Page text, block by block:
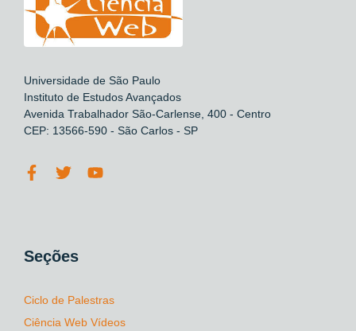
Universidade de São Paulo
Instituto de Estudos Avançados
Avenida Trabalhador São-Carlense, 400 - Centro
CEP: 13566-590 - São Carlos - SP
Seções
Ciclo de Palestras
Ciência Web Vídeos